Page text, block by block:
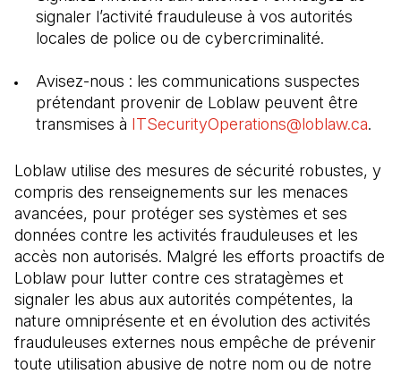
signaler l’activité frauduleuse à vos autorités
locales de police ou de cybercriminalité.
Avisez-nous : les communications suspectes
prétendant provenir de Loblaw peuvent être
transmises à ITSecurityOperations@loblaw.ca(Il
.
Loblaw utilise des mesures de sécurité robustes, y
compris des renseignements sur les menaces
avancées, pour protéger ses systèmes et ses
données contre les activités frauduleuses et les
accès non autorisés. Malgré les efforts proactifs de
Loblaw pour lutter contre ces stratagèmes et
signaler les abus aux autorités compétentes, la
nature omniprésente et en évolution des activités
frauduleuses externes nous empêche de prévenir
toute utilisation abusive de notre nom ou de notre